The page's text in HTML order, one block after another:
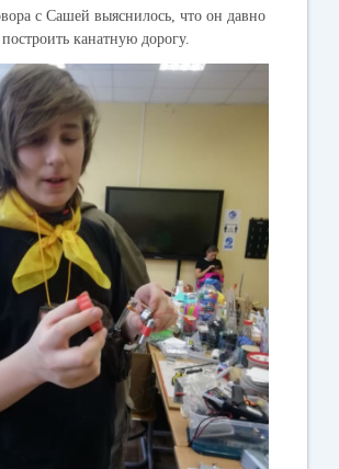
с Сашей выяснилось, что он давно
канатную дорогу.